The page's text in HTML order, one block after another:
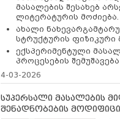
მასალების შესახებ
ლიტერატურის
ახალი
სტრუქტურის
ექსპერიმენტული
პროცესების
4-03-2026
სუპერსალი მასალების
შენადნობების